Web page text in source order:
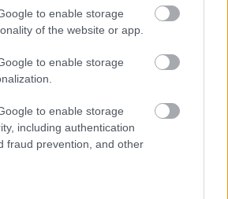
to enable storage
of the website or app.
to enable storage
to enable storage
including authentication
fraud prevention, and other